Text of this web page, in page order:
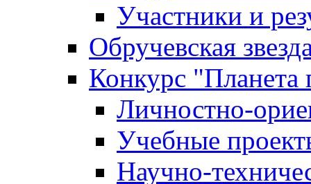
Участники и
Обручевская
Конкурс "Планета
Личностно-
Учебные
Научно-